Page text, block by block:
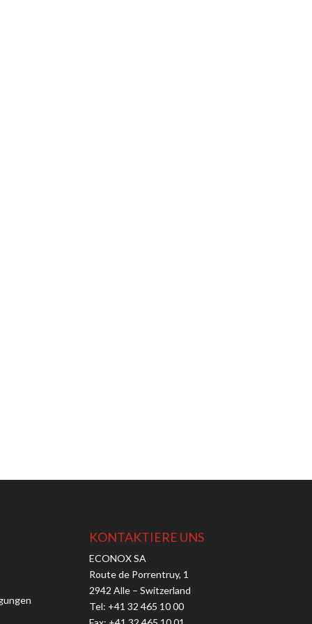
KONTAKTIERE UNS
ECONOX SA
Route de Porrentruy, 1
2942 Alle – Switzerland
Tel: +41 32 465 10 00